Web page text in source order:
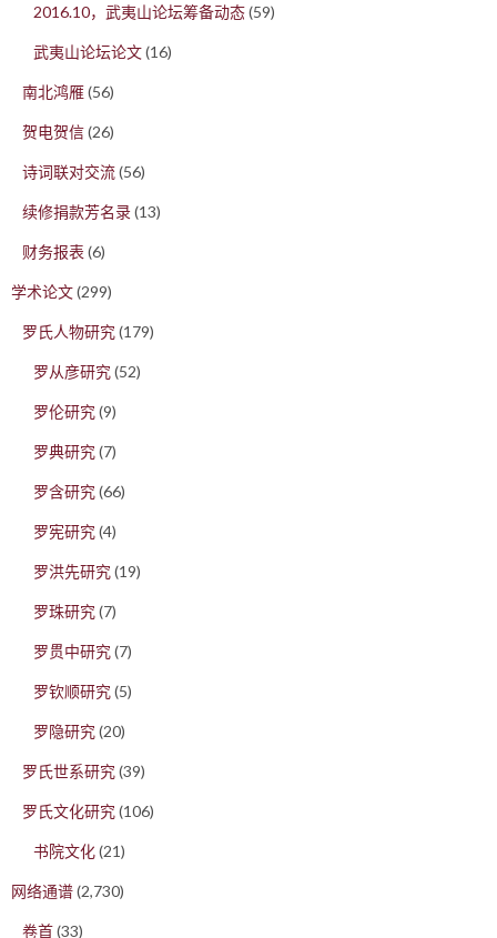
2016.10，武夷山论坛筹备动态(59)
武夷山论坛论文(16)
南北鸿雁(56)
贺电贺信(26)
诗词联对交流(56)
续修捐款芳名录(13)
财务报表 (6)
学术论文(299)
罗氏人物研究(179)
罗从彦研究(52)
罗伦研究(9)
罗典研究(7)
罗含研究(66)
罗宪研究(4)
罗洪先研究(19)
罗珠研究(7)
罗贯中研究(7)
罗钦顺研究(5)
罗隐研究(20)
罗氏世系研究(39)
罗氏文化研究(106)
书院文化(21)
网络通谱(2,730)
卷首(33)